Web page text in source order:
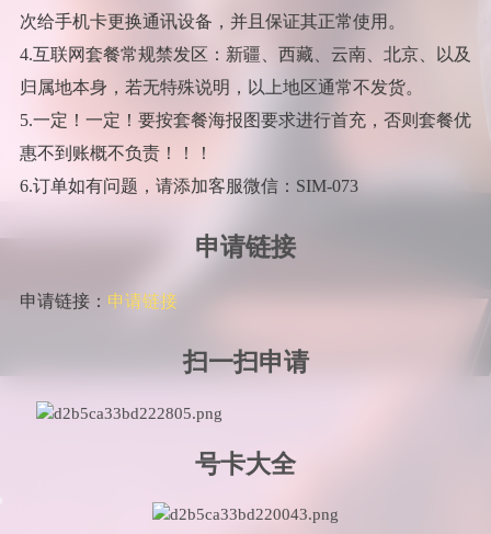
次给手机卡更换通讯设备，并且保证其正常使用。
4.互联网套餐常规禁发区：新疆、西藏、云南、北京、以及
归属地本身，若无特殊说明，以上地区通常不发货。
5.一定！一定！要按套餐海报图要求进行首充，否则套餐优
惠不到账概不负责！！！
6.订单如有问题，请添加客服微信：SIM-073
申请链接
申请链接： 申请链接
扫一扫申请
号卡大全